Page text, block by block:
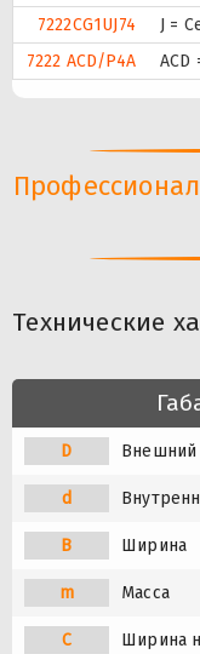
7222CG1UJ74
J =
7222 ACD/P4A
ACD
Технические
D Внешний
d
B Ширина
m Масса
C Ширина